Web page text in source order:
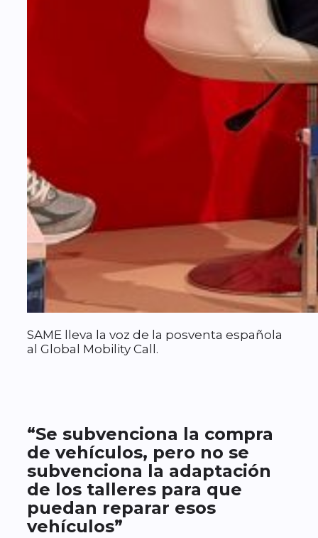
SAME lleva la voz de la posventa española
al Global Mobility Call.
“Se subvenciona la compra
de vehículos, pero no se
subvenciona la adaptación
de los talleres para que
puedan reparar esos
vehículos”